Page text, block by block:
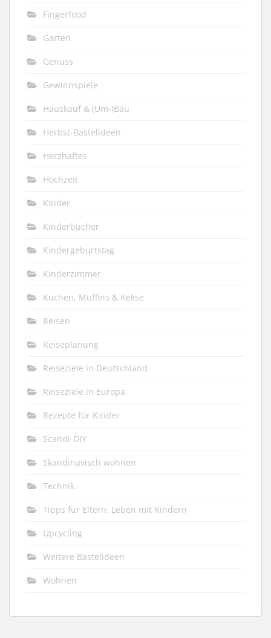
Fingerfood
Garten
Genuss
Gewinnspiele
Hauskauf & (Um-)Bau
Herbst-Bastelideen
Herzhaftes
Hochzeit
Kinder
Kinderbücher
Kindergeburtstag
Kinderzimmer
Kuchen, Muffins & Kekse
Reisen
Reiseplanung
Reiseziele in Deutschland
Reiseziele in Europa
Rezepte für Kinder
Scandi-DIY
Skandinavisch wohnen
Technik
Tipps für Eltern: Leben mit Kindern
Upcycling
Weitere Bastelideen
Wohnen